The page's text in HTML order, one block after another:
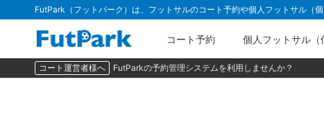
FutPark（フットパーク）は、フットサルのコート予約や個人フットサル（
コート予約 個人フットサル
コート運営者様へ FutParkの予約管理システムを利用しませんか？